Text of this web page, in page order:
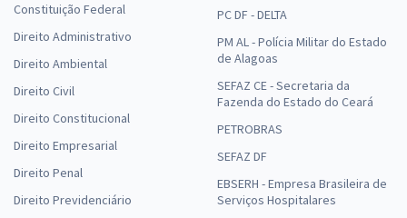
Constituição Federal
Direito Administrativo
Direito Ambiental
Direito Civil
Direito Constitucional
Direito Empresarial
Direito Penal
Direito Previdenciário
PC DF - DELTA
PM AL - Polícia Militar do Estado
de Alagoas
SEFAZ CE - Secretaria da
Fazenda do Estado do Ceará
PETROBRAS
SEFAZ DF
EBSERH - Empresa Brasileira de
Serviços Hospitalares